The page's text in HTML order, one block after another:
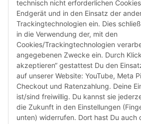
technisch nicht erforderlichen
Endgerät und in den Einsatz der
Trackingtechnologien ein. Dies
in die Verwendung der, mit den
Cookies/Trackingtechnologien
angegebenen Zwecke ein. Durch
akzeptieren“ gestattest Du den
auf unserer Website: YouTube, Meta
Checkout und Ratenzahlung. Deine
ist/sind freiwillig. Du kannst sie
die Zukunft in den Einstellungen
unten) widerrufen. Dort hast Du auch
Bitte habe Verständnis dafür, dass Du
den oben genannten Geschäftszeiten
kontaktieren kannst.
facebookyoutubeinstagram
tiktok
Informationen